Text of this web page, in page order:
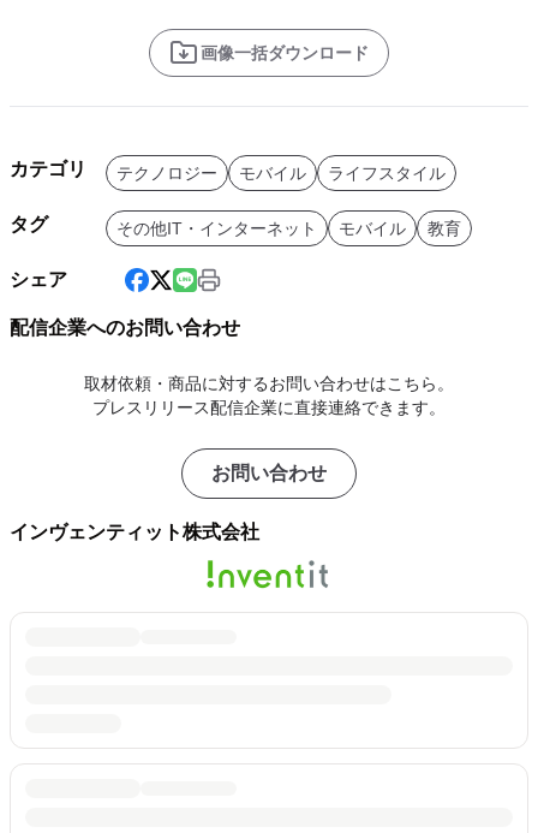
画像一括ダウンロード
カテゴリ テクノロジー モバイル ライフスタイル
タグ その他IT・インターネット モバイル 教育
シェア
配信企業へのお問い合わせ
取材依頼・商品に対するお問い合わせはこちら。
プレスリリース配信企業に直接連絡できます。
お問い合わせ
インヴェンティット株式会社